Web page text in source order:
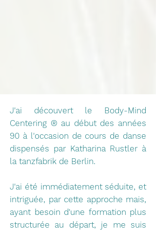
J'ai découvert le Body-Mind
Centering ® au début des années
90 à l'occasion de cours de danse
dispensés par Katharina Rustler à
la tanzfabrik de Berlin.
J'ai été immédiatement séduite, et
intriguée, par cette approche mais,
ayant besoin d'une formation plus
structurée au départ, je me suis